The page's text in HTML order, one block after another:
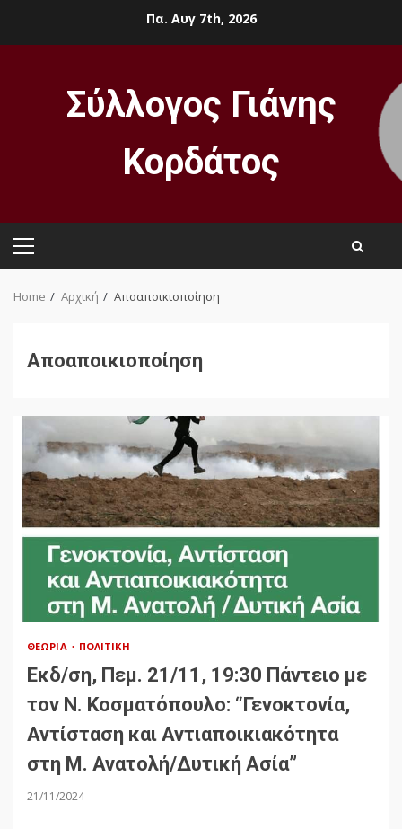
Πα. Αυγ 7th, 2026
Σύλλογος Γιάνης
Κορδάτος
Primary
Home Αρχική Αποαποικιοποίηση
Αποαποικιοποίηση
ΘΕΩΡΊΑ ΠΟΛΙΤΙΚΉ
Εκδ/ση, Πεμ. 21/11, 19:30 Πάντειο με
τον Ν. Κοσματόπουλο: “Γενοκτονία,
Αντίσταση και Αντιαποικιακότητα
στη Μ. Ανατολή/Δυτική Ασία”
21/11/2024